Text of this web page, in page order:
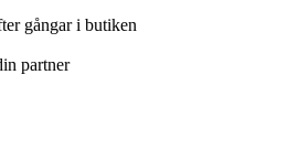
gångar i butiken
partner